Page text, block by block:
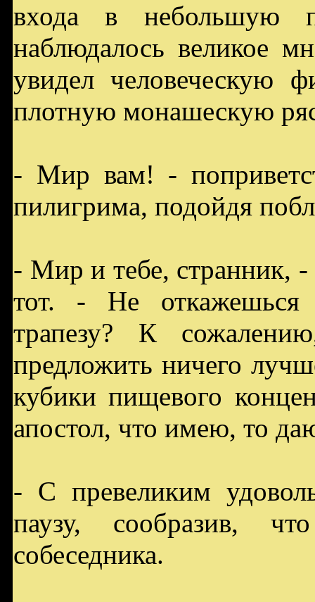
входа в небольшую
наблюдалось великое
увидел человеческую
плотную монашескую
- Мир вам! -
пилигрима, подойдя
- Мир и тебе, странник, -
тот. - Не откажешься
трапезу? К
предложить ничего
кубики пищевого
апостол, что имею, то
- С превеликим
паузу, сообразив,
собеседника.